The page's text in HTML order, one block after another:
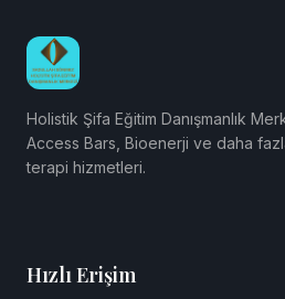
Holistik Şifa Eğitim Danışmanlık
Access Bars, Bioenerji ve daha
terapi hizmetleri.
Hızlı Erişim